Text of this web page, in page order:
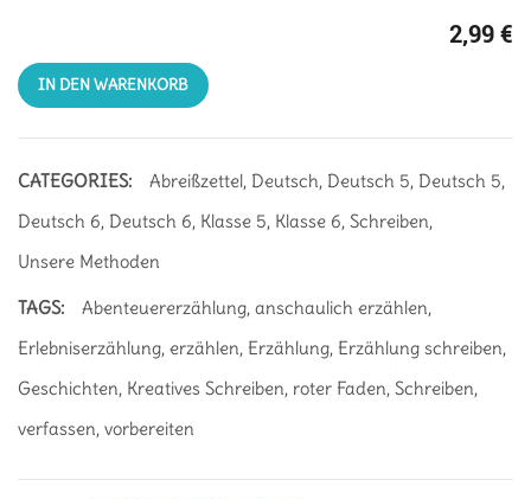
2,99€
IN DEN WARENKORB
CATEGORIES: Abreißzettel, Deutsch, Deutsch 5, Deutsch 5,
Deutsch 6, Deutsch 6, Klasse 5, Klasse 6, Schreiben,
Unsere Methoden
TAGS: Abenteuererzählung, anschaulich erzählen,
Erlebniserzählung, erzählen, Erzählung, Erzählung schreiben,
Geschichten, Kreatives Schreiben, roter Faden, Schreiben,
verfassen, vorbereiten